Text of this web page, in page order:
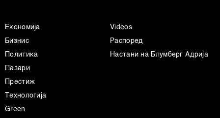
Економија
Бизнис
Политика
Пазари
Престиж
Технологија
Green
Videos
Распоред
Настани на Блумберг Адрија